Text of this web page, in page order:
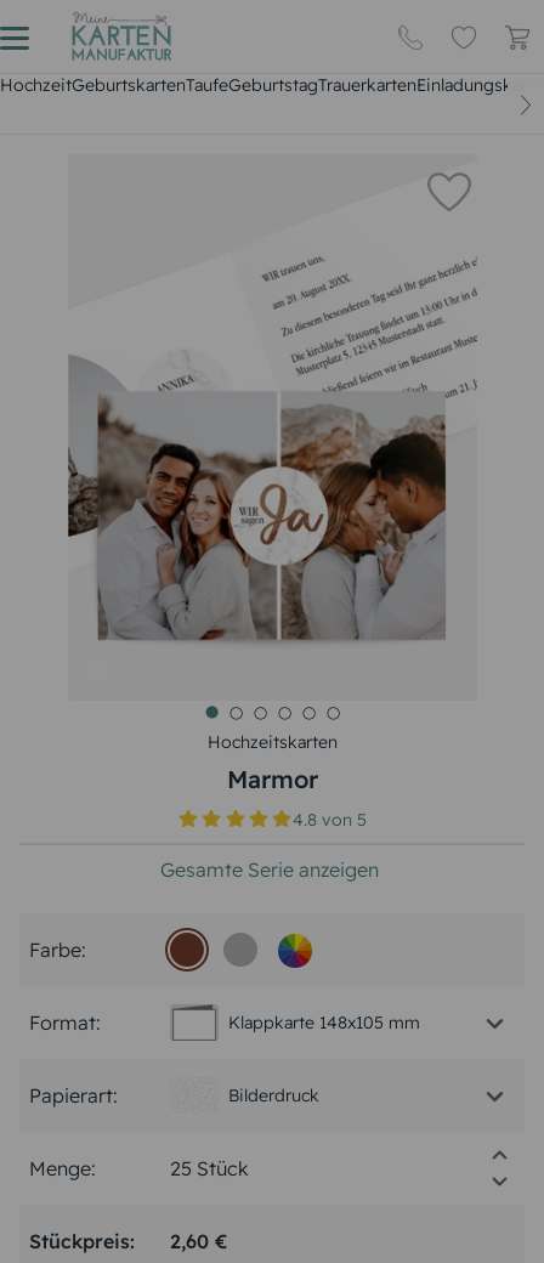
HochzeitGeburtskartenTaufeGeburtstagTrauerkarten
Hochzeitskarten
Marmor
4.8 von5
Gesamte Serie anzeigen
Farbe:
Format: Klappkarte 148x105 mm
Papierart: Bilderdruck
Menge:
Stückpreis: 2,60 €